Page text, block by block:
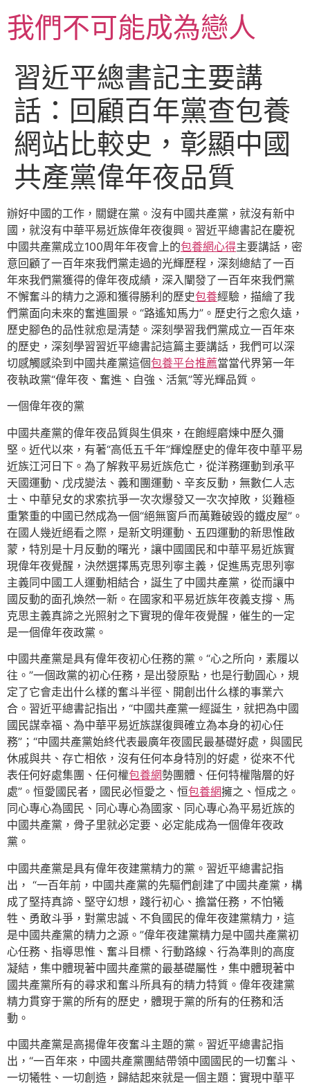
至
主我們不可能成為戀人
習近平總書記主要講
話：回顧百年黨查包養
網站比較史，彰顯中國
共產黨偉年夜品質
辦好中國的工作，關鍵在黨。沒有中國共產黨，就沒有新中
國，就沒有中華平易近族偉年夜復興。習近平總書記在慶祝
中國共產黨成立100周年年夜會上的包養網心得主要講話，密
意回顧了一百年來我們黨走過的光輝歷程，深刻總結了一百
年來我們黨獲得的偉年夜成績，深入闡發了一百年來我們黨
不懈奮斗的精力之源和獲得勝利的歷史包養經驗，描繪了我
們黨面向未來的奮進圖景。“路遙知馬力”。歷史行之愈久遠，
歷史腳色的品性就愈是清楚。深刻學習我們黨成立一百年來
的歷史，深刻學習習近平總書記這篇主要講話，我們可以深
切感觸感染到中國共產黨這個包養平台推薦當當代界第一年
夜執政黨“偉年夜、奮進、自強、活氣”等光輝品質。
一個偉年夜的黨
中國共產黨的偉年夜品質與生俱來，在飽經磨煉中歷久彌
堅。近代以來，有著“高低五千年”輝煌歷史的偉年夜中華平易
近族江河日下。為了解救平易近族危亡，從洋務運動到承平
天國運動、戊戌變法、義和團運動、辛亥反動，無數仁人志
士、中華兒女的求索抗爭一次次爆發又一次次掉敗，災難極
重繁重的中國已然成為一個“絕無窗戶而萬難破毀的鐵皮屋”。
在國人幾近絕看之際，是新文明運動、五四運動的新思惟啟
蒙，特別是十月反動的曙光，讓中國國民和中華平易近族實
現偉年夜覺醒，決然選擇馬克思列寧主義，促進馬克思列寧
主義同中國工人運動相結合，誕生了中國共產黨，從而讓中
國反動的面孔煥然一新。在國家和平易近族年夜義支撐、馬
克思主義真諦之光照射之下實現的偉年夜覺醒，催生的一定
是一個偉年夜政黨。
中國共產黨是具有偉年夜初心任務的黨。“心之所向，素履以
往。”一個政黨的初心任務，是出發原點，也是行動圓心，規
定了它會走出什么樣的奮斗半徑、開創出什么樣的事業六
合。習近平總書記指出，“中國共產黨一經誕生，就把為中國
國民謀幸福、為中華平易近族謀復興確立為本身的初心任
務”；“中國共產黨始終代表最廣年夜國民最基礎好處，與國民
休戚與共、存亡相依，沒有任何本身特別的好處，從來不代
表任何好處集團、任何權包養網勢團體、任何特權階層的好
處”。恒愛國民者，國民必恒愛之、恒包養網擁之、恒成之。
同心專心為國民、同心專心為國家、同心專心為平易近族的
中國共產黨，骨子里就必定要、必定能成為一個偉年夜政
黨。
中國共產黨是具有偉年夜建黨精力的黨。習近平總書記指
出， “一百年前，中國共產黨的先驅們創建了中國共產黨，構
成了堅持真諦、堅守幻想，踐行初心、擔當任務，不怕犧
牲、勇敢斗爭，對黨忠誠、不負國民的偉年夜建黨精力，這
是中國共產黨的精力之源。”偉年夜建黨精力是中國共產黨初
心任務、指導思惟、奮斗目標、行動路線、行為準則的高度
凝結，集中體現著中國共產黨的最基礎屬性，集中體現著中
國共產黨所有的尋求和奮斗所具有的精力特質。偉年夜建黨
精力貫穿于黨的所有的歷史，體現于黨的所有的任務和活
動。
中國共產黨是高揚偉年夜奮斗主題的黨。習近平總書記指
出，“一百年來，中國共產黨團結帶領中國國民的一切奮斗、
一切犧牲、一切創造，歸結起來就是一個主題：實現中華平